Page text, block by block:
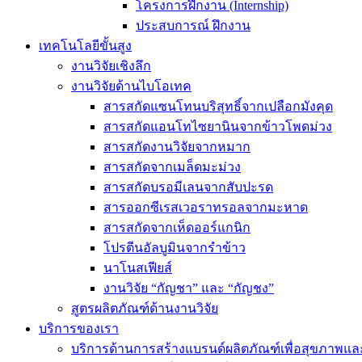
โครงการฝึกงาน (Internship)
ประสบการณ์ ฝึกงาน
เทคโนโลยีขั้นสูง
งานวิจัยเชิงลึก
งานวิจัยด้านไบโอเทค
สารสกัดแซนโทนบริสุทธิ์จากเปลือกมังคุด
สารสกัดแอนโทไซยานินจากข้าวโพดม่วง
สารสกัดงานวิจัยจากหมาก
สารสกัดจากเมล็ดมะม่วง
สารสกัดบรอมีเลนจากสับปะรด
สารออกซีเรสเวอราทรอลจากมะหาด
สารสกัดจากเห็ดออร์แกนิก
โปรตีนอัลบูมินจากรำข้าว
นาโนสเฟียส์
งานวิจัย “กัญชา” และ “กัญชง”
สูตรผลิตภัณฑ์ด้านงานวิจัย
บริการของเรา
บริการด้านการสร้างแบรนด์ผลิตภัณฑ์เพื่อสุขภาพแล